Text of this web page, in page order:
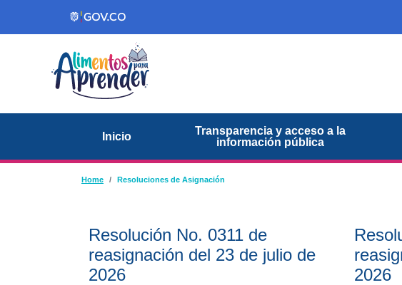
Inicio
Transparencia y acceso a la
información pública
Ruta de navegación
Home Resoluciones de Asignación
Resolución No. 0311 de
reasignación del 23 de julio de
2026
2026